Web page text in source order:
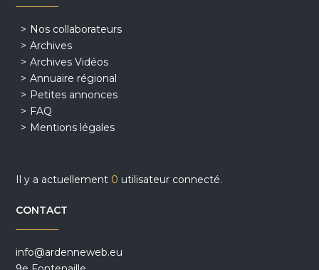
Nos collaborateurs
Archives
Archives Vidéos
Annuaire régional
Petites annonces
FAQ
Mentions légales
Il y a actuellement 0 utilisateur connecté.
CONTACT
info@ardenneweb.eu